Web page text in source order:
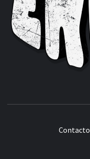
Contacto